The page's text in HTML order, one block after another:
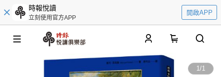
時報悅讀
立刻使用官方APP
開啟APP
1/1